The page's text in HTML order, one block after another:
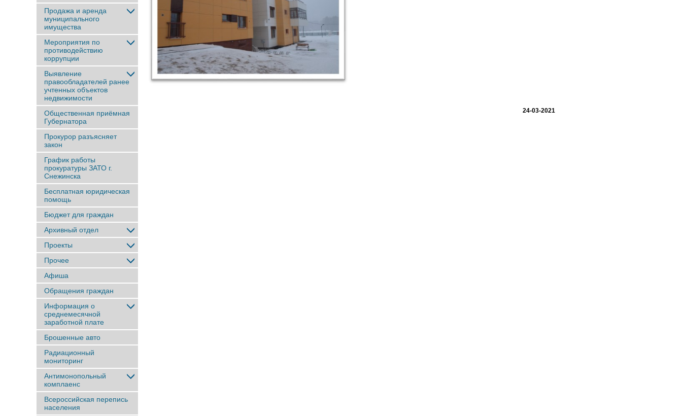
Продажа и аренда
муниципального
имущества
Мероприятия по
противодействию
коррупции
Выявление
правообладателей ранее
учтенныx объектов
недвижимости
Общественная приёмная
Губернатора
Прокурор разъясняет
закон
График работы
прокуратуры ЗАТО г.
Снежинска
Бесплатная юридическая
помощь
Бюджет для граждан
Архивный отдел
Проекты
Прочее
Афиша
Обращения граждан
Информация о
среднемесячной
заработной плате
Брошенные авто
Радиационный
мониторинг
Антимонопольный
комплаенс
Всероссийская перепись
населения
24-03-2021